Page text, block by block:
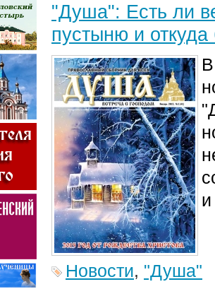
"Душа": Есть ли
пустыню и откуда
Новости, "Душа"